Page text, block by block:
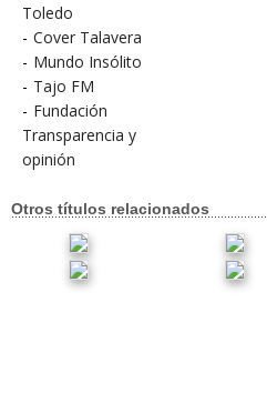
Toledo
- Cover Talavera
- Mundo Insólito
- Tajo FM
- Fundación
Transparencia y
opinión
Otros títulos relacionados